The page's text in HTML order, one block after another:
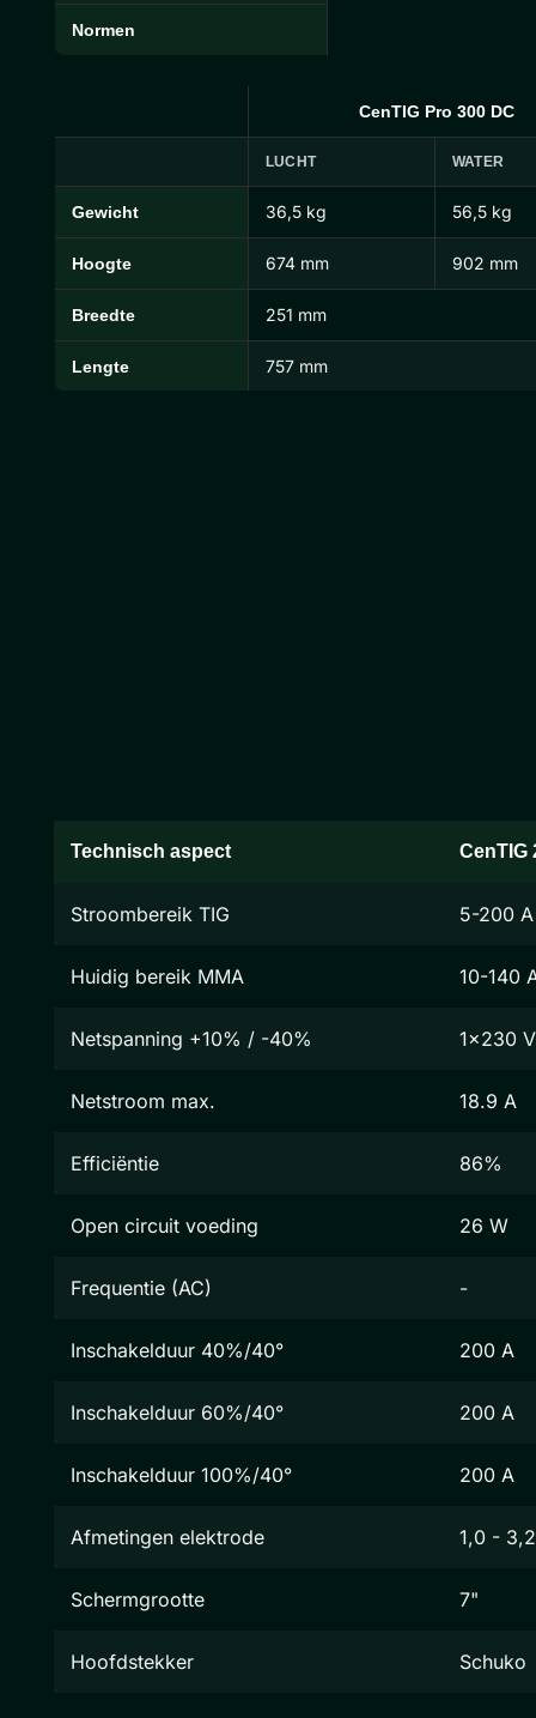
Normen
CenTIG Pro Afmetingen en Gewichten
CenTIG Pro 300 DC
LUCHT WATER
Gewicht 36,5 kg 56,5 kg
Hoogte 674 mm 902 mm
Breedte 251 mm
Lengte 757 mm
Technisch aspect CenTIG
Stroombereik TIG 5-200 A
Huidig bereik MMA 10-140
Netspanning +10% / -40% 1x230 V
Netstroom max. 18.9 A
Efficiëntie 86%
Open circuit voeding 26 W
Frequentie (AC) -
Inschakelduur 40%/40° 200 A
Inschakelduur 60%/40° 200 A
Inschakelduur 100%/40° 200 A
Afmetingen elektrode 1,0 -
Schermgrootte 7"
Hoofdstekker Schuko